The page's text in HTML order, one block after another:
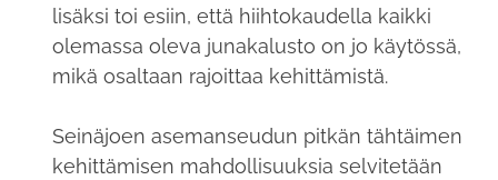
lisäksi toi esiin, että hiihtokaudella kaikki
olemassa oleva junakalusto on jo käytössä,
mikä osaltaan rajoittaa kehittämistä.
Seinäjoen asemanseudun pitkän tähtäimen
kehittämisen mahdollisuuksia selvitetään